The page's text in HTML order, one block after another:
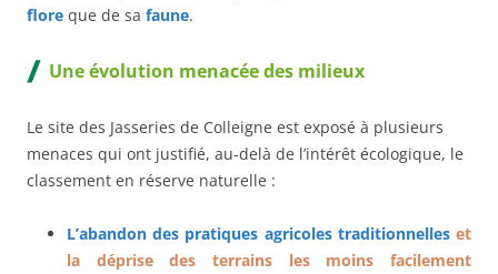
flore que de sa faune.
Une évolution menacée des milieux
Le site des Jasseries de Colleigne est exposé à plusieurs
menaces qui ont justifié, au-delà de l’intérêt écologique, le
classement en réserve naturelle :
L’abandon des pratiques agricoles traditionnelleset
la déprise des terrains les moins facilement